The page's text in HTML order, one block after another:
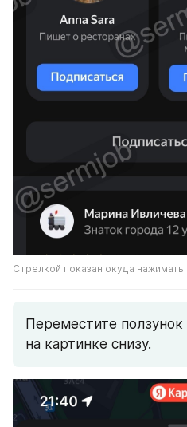
Стрелкой показан окуда нажимать.
Переместите ползунок
на картинке снизу.